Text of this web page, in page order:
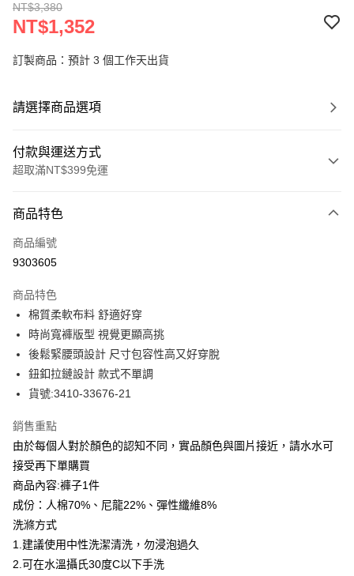
NT$3,380
NT$1,352
訂製商品：預計 3 個工作天出貨
請選擇商品選項
付款與運送方式
超取滿NT$399免運
信用卡一次付款
信用卡分期付款
合作金庫商業銀行
華南商業銀行
上海商業儲蓄銀行
國泰世華商業銀行
兆豐國際商業銀行
臺灣中小企業銀行
匯豐（台灣）商業銀行
聯邦商業銀行
元大商業銀行
台新國際商業銀行
中國信託商業銀行
台灣樂天信用卡公司
LINE Pay
Apple Pay
街口支付
悠遊付
全盈+PAY
ATM付款
貨到付款
運送方式
付款後全家取貨
每筆NT$80，滿NT$399(含以上)免運費
商品特色
商品編號
9303605
商品特色
棉質柔軟布料 舒適好穿
時尚寬褲版型 視覺更顯高挑
後鬆緊腰頭設計 尺寸包容性高又好穿脫
鈕釦拉鏈設計 款式不單調
貨號:3410-33676-21
銷售重點
由於每個人對於顏色的認知不同，實品顏色與圖片接近，請水水可
接受再下單購買
商品內容:褲子1件
成份：人棉70%、尼龍22%、彈性纖維8%
洗滌方式
1.建議使用中性洗潔清洗，勿浸泡過久
2.可在水溫攝氏30度C以下手洗